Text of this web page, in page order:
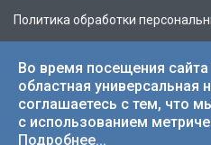
Политика обработки
© 2026 НОУНБ.
Во время посещения
областная универсальная
соглашаетесь с тем, что
с использованием
Подробнее...